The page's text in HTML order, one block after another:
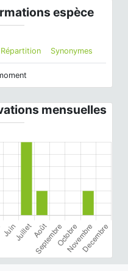
espèce
Répartition Synonymes
mensuelles